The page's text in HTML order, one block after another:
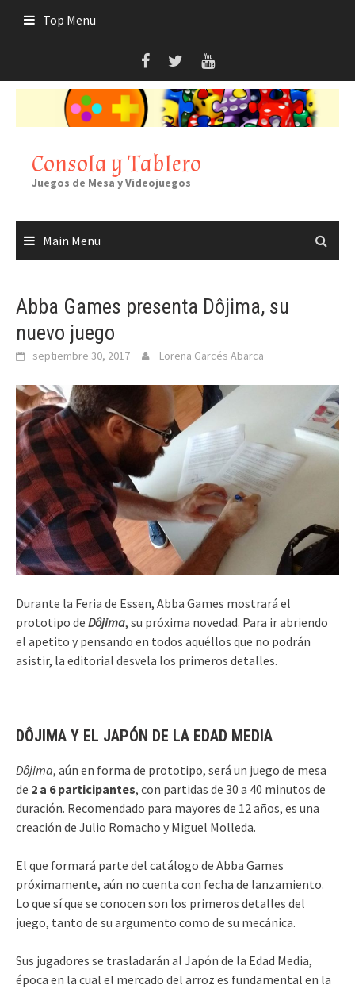
Top Menu
Consola y Tablero
Juegos de Mesa y Videojuegos
Main Menu
Abba Games presenta Dôjima, su
nuevo juego
septiembre 30, 2017 Lorena Garcés Abarca
Durante la Feria de Essen, Abba Games mostrará el
prototipo de Dôjima, su próxima novedad. Para ir abriendo
el apetito y pensando en todos aquéllos que no podrán
asistir, la editorial desvela los primeros detalles.
DÔJIMA Y EL JAPÓN DE LA EDAD MEDIA
Dôjima, aún en forma de prototipo, será un juego de mesa
de 2 a 6 participantes, con partidas de 30 a 40 minutos de
duración. Recomendado para mayores de 12 años, es una
creación de Julio Romacho y Miguel Molleda.
El que formará parte del catálogo de Abba Games
próximamente, aún no cuenta con fecha de lanzamiento.
Lo que sí que se conocen son los primeros detalles del
juego, tanto de su argumento como de su mecánica.
Sus jugadores se trasladarán al Japón de la Edad Media,
época en la cual el mercado del arroz es fundamental en la